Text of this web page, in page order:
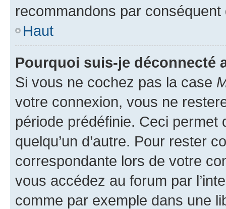
recommandons par conséquent
Haut
Pourquoi suis-je déconnecté
Si vous ne cochez pas la case
votre connexion, vous ne
période prédéfinie. Ceci permet
quelqu’un d’autre. Pour rester
correspondante lors de votre
vous accédez au forum par
comme par exemple dans une